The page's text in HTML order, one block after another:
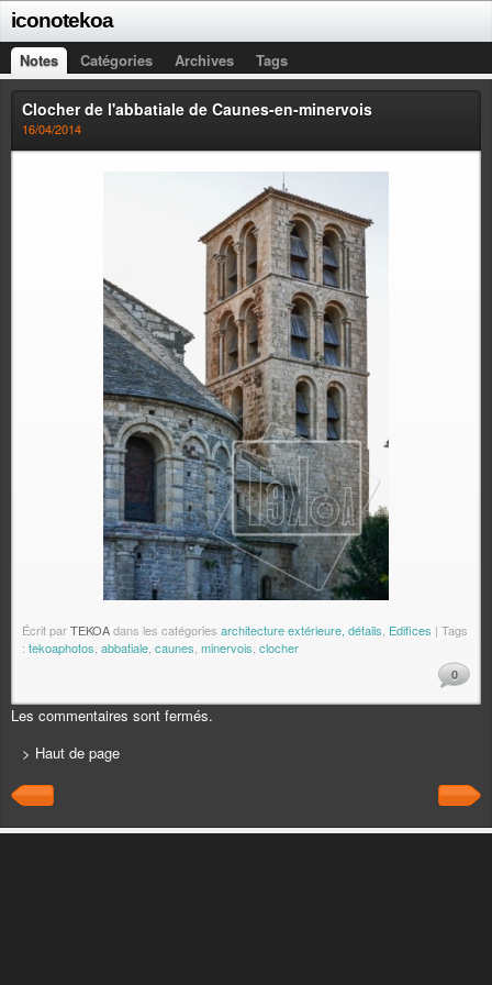
iconotekoa
Notes Catégories Archives Tags
Clocher de l'abbatiale de Caunes-en-minervois
16/04/2014
Écrit parTEKOAdans les catégories architecture extérieure, détails Edifices | Tags
: tekoaphotos abbatiale caunes minervois clocher
0
Les commentaires sont fermés.
> Haut de page